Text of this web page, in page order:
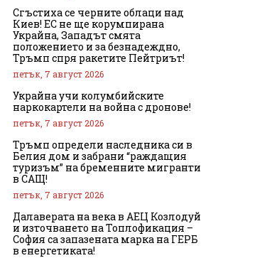
Сгъстиха се черните облаци над
Киев! ЕС не ще корумпирана
Украйна, Западът смята
положението и за безнадеждно,
Тръмп спря ракетите Пейтриът!
петък, 7 август 2026
Украйна учи колумбийските
наркокартели на война с дронове!
петък, 7 август 2026
Тръмп определи наследника си в
Белия дом и забрани “раждащия
туризъм” на бременните мигранти
в САЩ!
петък, 7 август 2026
Далаверата на века в АЕЦ Козлодуй
и източването на Топлофикация –
София са запазената марка на ГЕРБ
в енергетиката!